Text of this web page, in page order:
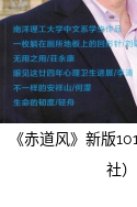
《赤道风》新版
社）